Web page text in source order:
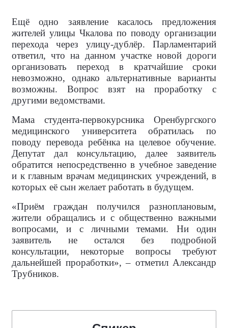
Ещё одно заявление касалось предложения
жителей улицы Чкалова по поводу организации
перехода через улицу-дублёр. Парламентарий
ответил, что на данном участке новой дороги
организовать переход в кратчайшие сроки
невозможно, однако альтернативные варианты
возможны. Вопрос взят на проработку с
другими ведомствами.
Мама студента-первокурсника Оренбургского
медицинского университета обратилась по
поводу перевода ребёнка на целевое обучение.
Депутат дал консультацию, далее заявитель
обратится непосредственно в учебное заведение
и к главным врачам медицинских учреждений, в
которых её сын желает работать в будущем.
«Приём граждан получился разноплановым,
жители обращались и с общественно важными
вопросами, и с личными темами. Ни один
заявитель не остался без подробной
консультации, некоторые вопросы требуют
дальнейшей проработки», – отметил Александр
Трубников.